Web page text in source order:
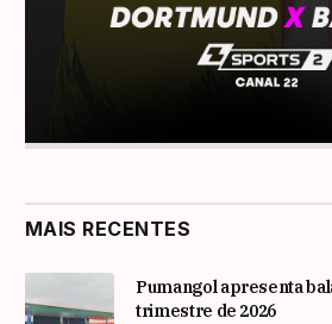
MAIS RECENTES
Pumangol apresenta
trimestre de 2026